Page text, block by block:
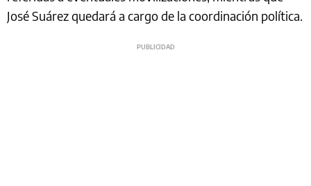
José Suárez quedará a cargo de la coordinación política.